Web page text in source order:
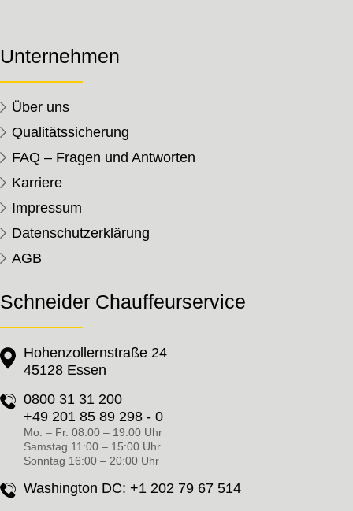
Unternehmen
Über uns
Qualitätssicherung
FAQ – Fragen und Antworten
Karriere
Impressum
Datenschutzerklärung
AGB
Schneider Chauffeurservice
Hohenzollernstraße 24
45128 Essen
0800 31 31 200
+49 201 85 89 298 - 0
Mo. – Fr. 08:00 – 19:00 Uhr
Samstag 11:00 – 15:00 Uhr
Sonntag 16:00 – 20:00 Uhr
Washington DC: +1 202 79 67 514